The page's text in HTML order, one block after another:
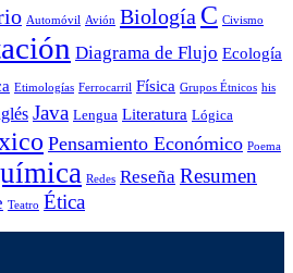
Automóvil Avión Biología C Civismo
Diagrama de Flujo Ecología
Etimologías Ferrocarril Física Grupos Étnicos his
Java Lengua Literatura Lógica
Pensamiento Económico Poema
Redes Reseña Resumen
Teatro Ética